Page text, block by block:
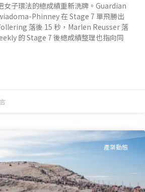
子環法的總成績重新洗牌。Guardian
Phinney 在 Stage 7 單飛勝出
落後 15 秒，Marlen Reusser 落
的 Stage 7 後總成績整理也指向同
產業動態